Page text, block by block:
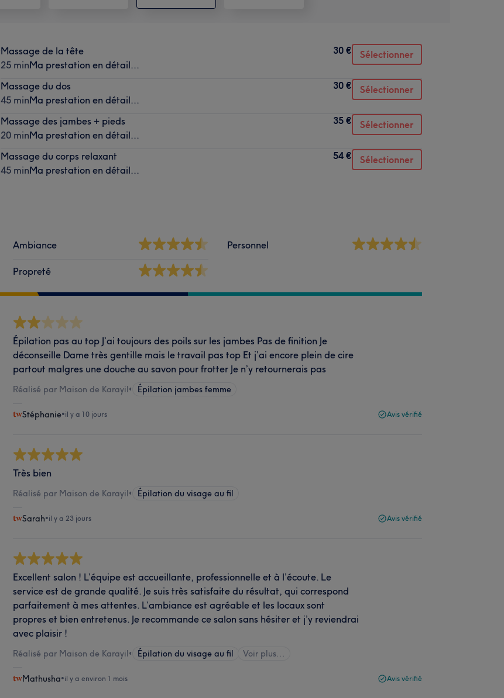
Massage de la tête
25 minMa prestation en détail...
30 € Sélectionner
Massage du dos
45 minMa prestation en détail...
30 € Sélectionner
Massage des jambes + pieds
20 minMa prestation en détail...
35 € Sélectionner
Massage du corps relaxant
45 minMa prestation en détail...
54 € Sélectionner
Ambiance
Propreté
Personnel
Épilation pas au top J’ai toujours des poils sur les jambes Pas de finition Je
déconseille Dame très gentille mais le travail pas top Et j’ai encore plein de cire
partout malgres une douche au savon pour frotter Je n’y retournerais pas
Réalisé par Maison de Karayil• Épilation jambes femme
Stéphanie•il y a 10 jours Avis vérifié
Très bien
Réalisé par Maison de Karayil• Épilation du visage au fil
Sarah•il y a 23 jours Avis vérifié
Excellent salon ! L’équipe est accueillante, professionnelle et à l’écoute. Le
service est de grande qualité. Je suis très satisfaite du résultat, qui correspond
parfaitement à mes attentes. L’ambiance est agréable et les locaux sont
propres et bien entretenus. Je recommande ce salon sans hésiter et j’y reviendrai
avec plaisir !
Réalisé par Maison de Karayil• Épilation du visage au fil Voir plus...
Mathusha•il y a environ 1 mois Avis vérifié